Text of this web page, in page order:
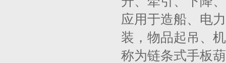
应用于造船、电
装，物品起吊、
称为链条式手板